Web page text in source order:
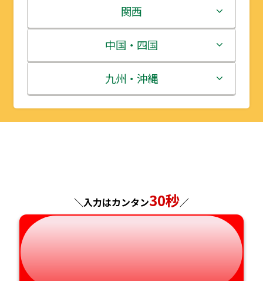
岩手県
宮城県
秋田県
山形県
栃木県
群馬県
埼玉県
千葉県
新潟県
富山県
石川県
福井県
岐阜県
関西
三重県
滋賀県
京都府
奈良県
中国・四国
鳥取県
島根県
山口県
九州・沖縄
福岡県
熊本県
＼入力はカンタン30秒／